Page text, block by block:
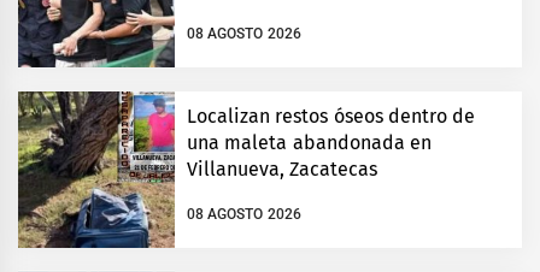
08 AGOSTO 2026
Localizan restos óseos dentro de
una maleta abandonada en
Villanueva, Zacatecas
08 AGOSTO 2026